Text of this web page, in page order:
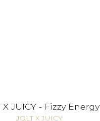
X JUICY - Fizzy Energy
JOLT X JUICY